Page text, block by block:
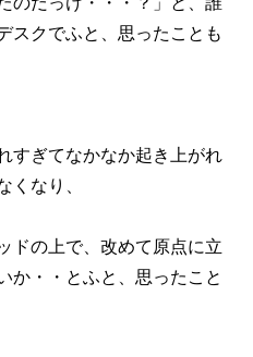
スクでふと、思ったことも
すぎてなかなか起き上がれ
なり、
ドの上で、改めて原点に立
か・・とふと、思ったこと